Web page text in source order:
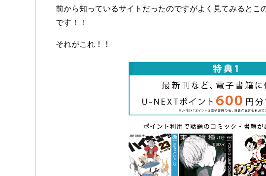
前から知っているサイトだったのですがよく見てみるとこ
です！！
それがこれ！！